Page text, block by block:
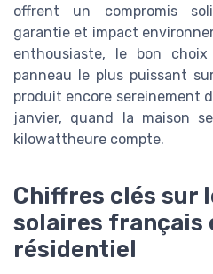
offrent un compromis
garantie et impact
enthousiaste, le bon
panneau le plus puissant
produit encore sereinement
janvier, quand la maison
kilowattheure compte.
Chiffres clés sur
solaires français
résidentiel